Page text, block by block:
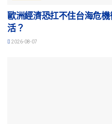
歐洲經濟恐扛不住台海危
活？
2026-08-07